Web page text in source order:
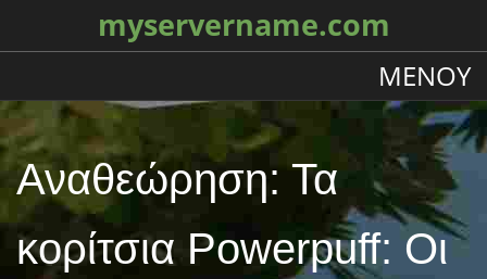
myservername.com
ΜΕΝΟΎ
Αναθεώρηση: Τα
κορίτσια Powerpuff: Οι